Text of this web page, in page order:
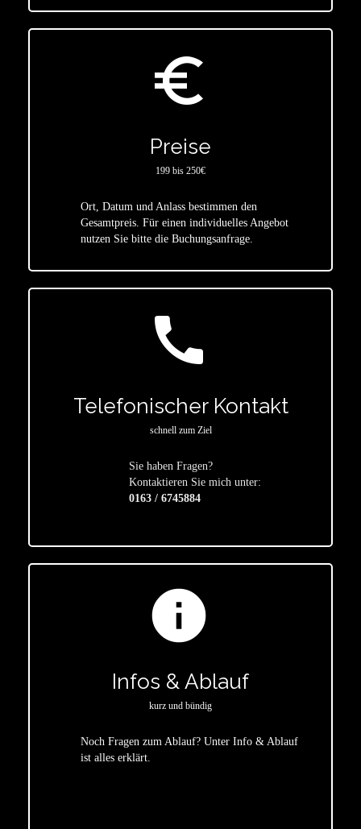
euro_symbol
Preise
199 bis 250€
Ort, Datum und Anlass bestimmen den
Gesamtpreis. Für einen individuelles Angebot
nutzen Sie bitte die Buchungsanfrage.
call
Telefonischer Kontakt
schnell zum Ziel
Sie haben Fragen?
Kontaktieren Sie mich unter:
0163 / 6745884
info
Infos & Ablauf
kurz und bündig
Noch Fragen zum Ablauf? Unter Info & Ablauf
ist alles erklärt.